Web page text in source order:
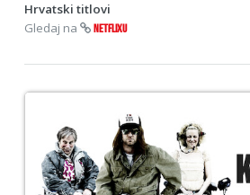
Hrvatski titlovi
Gledaj na
NETFLIXU